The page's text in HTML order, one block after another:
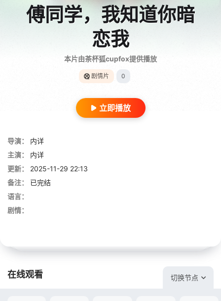
傅同学，我知道你暗
恋我
本片由茶杯狐cupfox提供播放
剧情片 0
立即播放
导演：
内详
主演：
内详
更新：
2025-11-29 22:13
备注：
已完结
语言：
剧情：
在线观看 切换节点